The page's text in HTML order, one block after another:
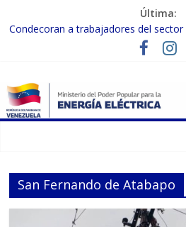
Última:
Condecoran a trabajadores del
labor tras el doble sismo del 24-J
Gobierno Nacional coordina acciones
Inspeccionan trabajos de
en Carabobo
Gobierno Nacional activa plan
San Fernando de Atabapo